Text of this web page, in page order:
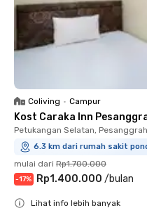
Coliving • Campur
Kost Caraka Inn
Petukangan Selatan,
6.3 km dari rumah sakit
mulai dari Rp1.700.000
-17% Rp1.400.000 /bulan
Lihat info lebih banyak